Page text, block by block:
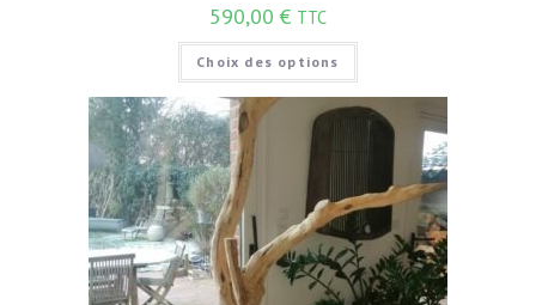
590,00 € TTC
Choix des options